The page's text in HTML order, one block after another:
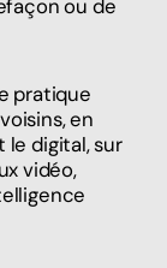
ou de
pratique
en
le digital, sur
vidéo,